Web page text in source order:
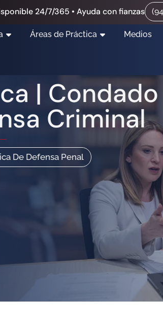
24/7/365 • Ayuda con fianzas
Áreas de Práctica Medios
|
Criminal
De Defensa Penal